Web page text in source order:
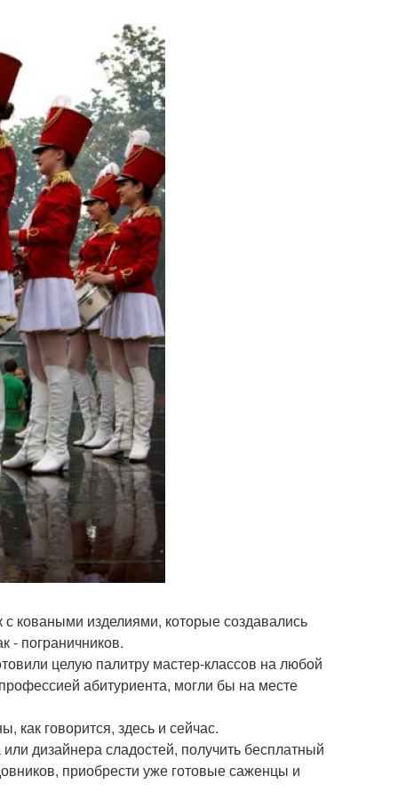
коваными изделиями, которые создавались
- пограничников.
целую палитру мастер-классов на любой
абитуриента, могли бы на месте
как говорится, здесь и сейчас.
дизайнера сладостей, получить бесплатный
приобрести уже готовые саженцы и